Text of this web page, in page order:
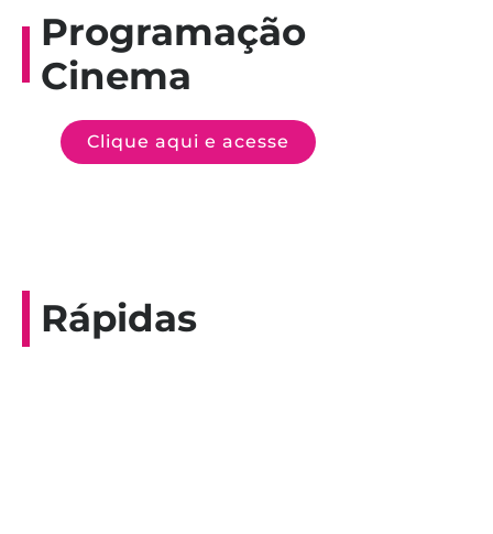
Programação
Cinema
Clique aqui e acesse
Rápidas